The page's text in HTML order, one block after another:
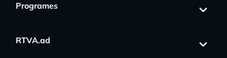
Programes
RTVA.ad